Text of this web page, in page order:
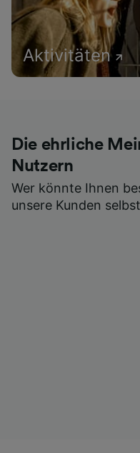
Aktivitäten
Die ehrliche
Nutzern
Wer könnte Ihnen
unsere Kunden